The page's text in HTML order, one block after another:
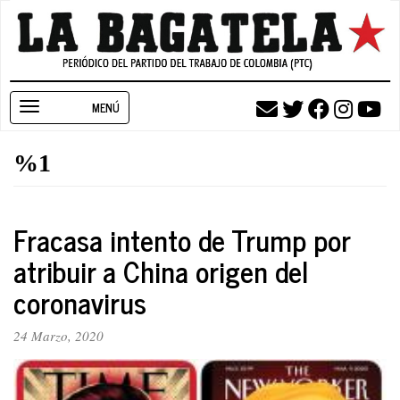
Pasar
contenido
navigation
%1
Fracasa intento de Trump por
atribuir a China origen del
coronavirus
24 Marzo, 2020